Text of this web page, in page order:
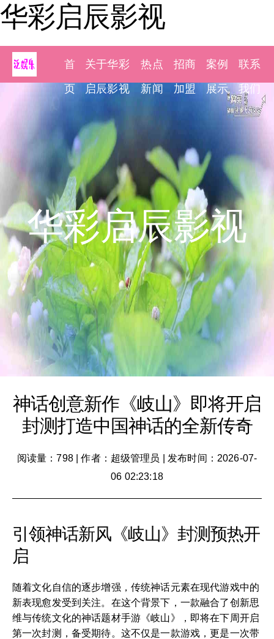
华彩启辰影视
首
页
关于华彩
启辰影视
热点
新闻
招商
加盟
案例
展示
联系
我们
华彩启辰影视
神话创意新作《岐山》即将开启
封测打造中国神话的全新传奇
阅读量：798|作者：超级管理员
发布时间：2026-07-
06 02:23:18
引领神话新风《岐山》封测预热开
启
随着文化自信的逐步增强，传统神话元素在现代游戏中的
新表现愈发受到关注。在这个背景下，一款融合了创新思
维与传统文化的神话题材手游《岐山》，即将在下周开启
第一次封测，备受期待。这不仅是一款游戏，更是一次带